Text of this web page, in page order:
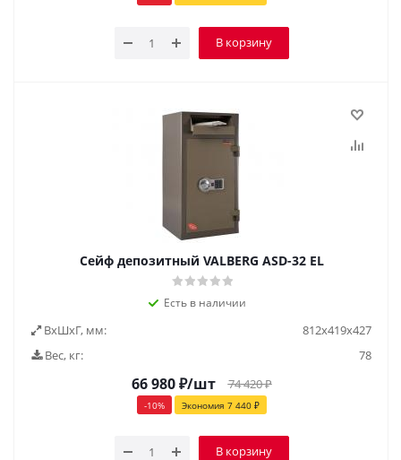
В корзину
Сейф депозитный VALBERG ASD-32 EL
Есть в наличии
ВxШxГ, мм:
812х419х427
Вес, кг:
78
66 980₽/шт 74 420₽
-10% Экономия 7 440₽
В корзину